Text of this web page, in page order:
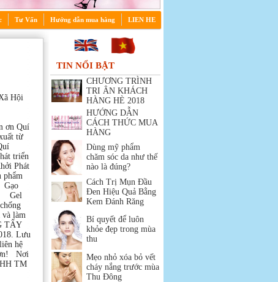
Tư Vấn Hướng dẫn mua hàng LIEN HE
Hội
)
ơn Quí
từ
triển
Phát
Gel
làm
TẨY
Lưu
hệ
ơn! Nơi
TM
TIN NỔI BẬT
CHƯƠNG TRÌNH
TRI ÂN KHÁCH
HÀNG HÈ 2018
HƯỚNG DẪN
CÁCH THỨC MUA
HÀNG
Dùng mỹ phẩm
chăm sóc da như thế
nào là đúng?
Cách Trị Mụn Đầu
Đen Hiệu Quả Bằng
Kem Đánh Răng
Bí quyết để luôn
khỏe đẹp trong mùa
thu
Mẹo nhỏ xóa bỏ vết
cháy nắng trước mùa
Thu Đông